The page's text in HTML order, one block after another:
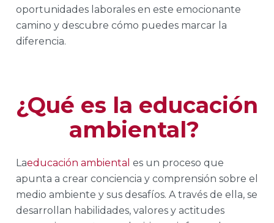
oportunidades laborales en este emocionante
camino y descubre cómo puedes marcar la
diferencia.
¿Qué es la educación
ambiental?
Laeducación ambiental es un proceso que
apunta a crear conciencia y comprensión sobre el
medio ambiente y sus desafíos. A través de ella, se
desarrollan habilidades, valores y actitudes